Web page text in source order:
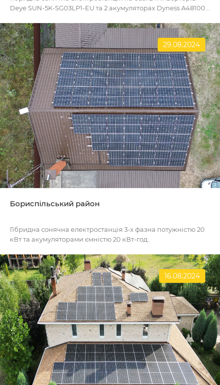
Deye SUN-5K-SG03LP1-EU та 2 акумуляторах Dyness A48100...
29.08.2024
Бориспільський район
Гібридна сонячна електростанція 3-х фазна потужністю 20
кВт та акумуляторами ємністю 20 кВт-год..
16.08.2024